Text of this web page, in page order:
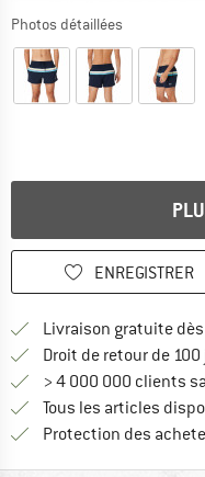
Photos détaillées
ENREGISTRER
Livraison gratuite
Droit de retour de 100
> 4 000 000 clients
Tous les articles
Protection des